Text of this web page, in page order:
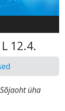
12.4.
üha